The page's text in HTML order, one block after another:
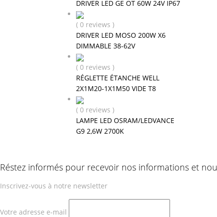
DRIVER LED GE OT 60W 24V IP67
( 0 reviews )
DRIVER LED MOSO 200W X6
DIMMABLE 38-62V
( 0 reviews )
RÉGLETTE ÉTANCHE WELL
2X1M20-1X1M50 VIDE T8
( 0 reviews )
LAMPE LED OSRAM/LEDVANCE
G9 2,6W 2700K
Réstez informés pour recevoir nos informations et
Inscrivez-vous à notre newsletter
Votre adresse e-mail